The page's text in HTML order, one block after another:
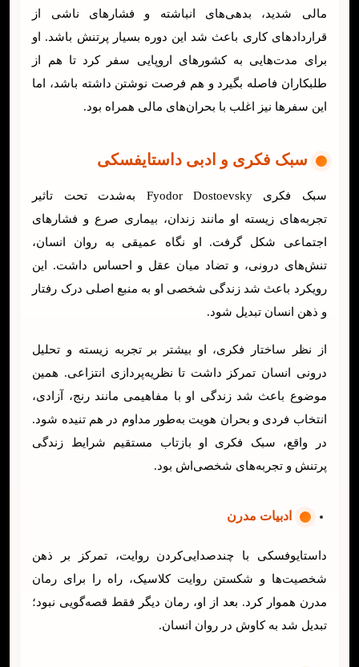
مالی شدید، بدهی‌های انباشته و فشارهای ناشی از
قراردادهای کاری باعث شد این دوره بسیار پرتنش باشد. او
برای مدت‌هایی به کشورهای اروپایی سفر کرد تا هم از
طلبکاران فاصله بگیرد و هم فرصت نوشتن داشته باشد، اما
این سفرها نیز اغلب با بحران‌های مالی همراه بود.
سبک فکری و ادبی داستایفسکی
سبک فکری Fyodor Dostoevsky به‌شدت تحت تاثیر
تجربه‌های زیسته او مانند زندان، بیماری صرع و فشارهای
اجتماعی شکل گرفت. او نگاه عمیقی به روان انسان،
تنش‌های درونی، و تضاد میان عقل و احساس داشت. این
رویکرد باعث شد زندگی شخصی او به منبع اصلی درک رفتار
و ذهن انسان تبدیل شود.
از نظر ساختار فکری، او بیشتر بر تجربه زیسته و تحلیل
درونی انسان تمرکز داشت تا نظریه‌پردازی انتزاعی. همین
موضوع باعث شد زندگی او با مفاهیمی مانند رنج، آزادی،
انتخاب فردی و بحران هویت به‌طور مداوم در هم تنیده شود.
در واقع، سبک فکری او بازتاب مستقیم شرایط زندگی
پرتنش و تجربه‌های شخصی‌اش بود.
ادبیات مدرن
داستایوفسکی با چندصدایی‌کردن روایت، تمرکز بر ذهن
شخصیت‌ها و شکستن روایت کلاسیک، راه را برای رمان
مدرن هموار کرد. بعد از او، رمان دیگر فقط قصه‌گویی نبود؛
تبدیل شد به کاوش در روان انسان.